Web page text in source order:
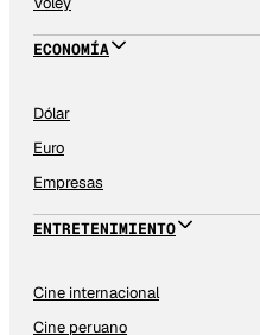
ECONOMÍA
Dólar
Euro
Empresas
ENTRETENIMIENTO
Cine internacional
Cine peruano